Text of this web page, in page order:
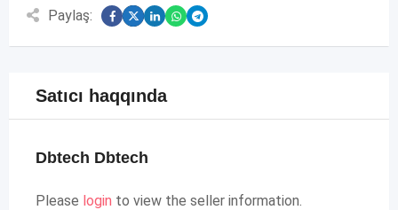
Paylaş:
Satıcı haqqında
Dbtech Dbtech
Please login to view the seller information.